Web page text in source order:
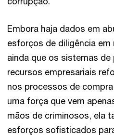
Embora haja dados em
esforços de diligência em
ainda que os sistemas de
recursos empresariais
nos processos de
uma força que vem
mãos de criminosos, ela
esforços sofisticados